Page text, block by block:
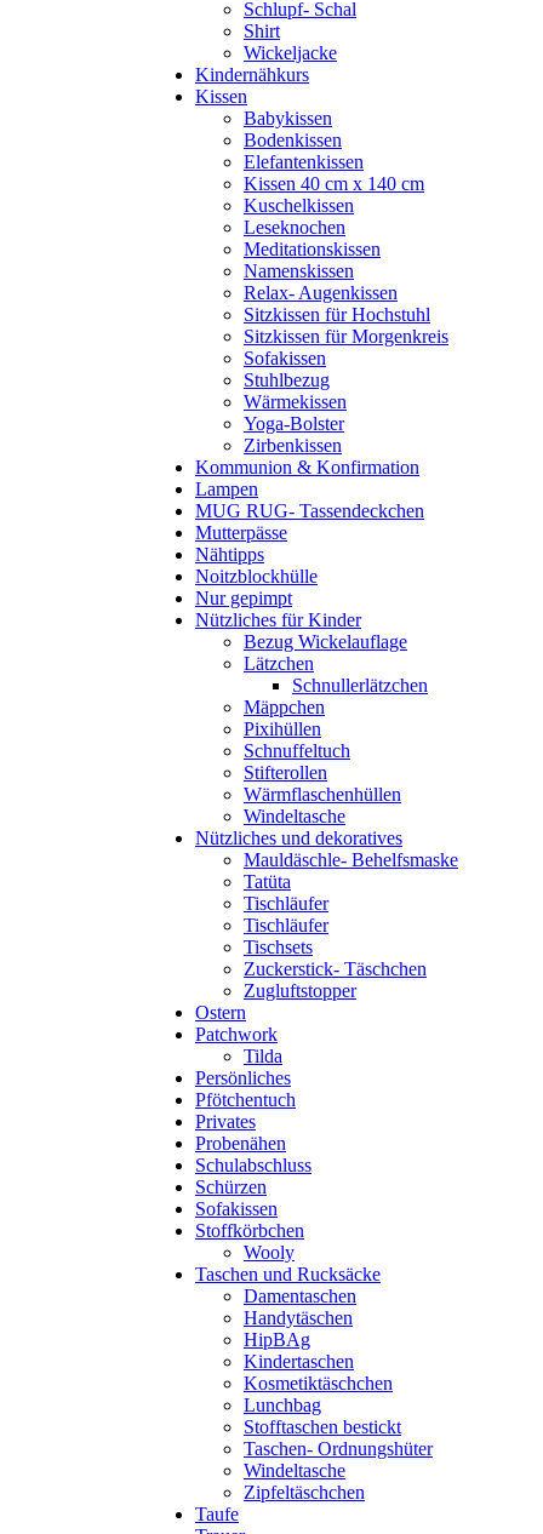
Schlupf- Schal
Shirt
Wickeljacke
Kindernähkurs
Kissen
Babykissen
Bodenkissen
Elefantenkissen
Kissen 40 cm x 140 cm
Kuschelkissen
Leseknochen
Meditationskissen
Namenskissen
Relax- Augenkissen
Sitzkissen für Hochstuhl
Sitzkissen für Morgenkreis
Sofakissen
Stuhlbezug
Wärmekissen
Yoga-Bolster
Zirbenkissen
Kommunion & Konfirmation
Lampen
MUG RUG- Tassendeckchen
Mutterpässe
Nähtipps
Noitzblockhülle
Nur gepimpt
Nützliches für Kinder
Bezug Wickelauflage
Lätzchen
Schnullerlätzchen
Mäppchen
Pixihüllen
Schnuffeltuch
Stifterollen
Wärmflaschenhüllen
Windeltasche
Nützliches und dekoratives
Mauldäschle- Behelfsmaske
Tatüta
Tischläufer
Tischläufer
Tischsets
Zuckerstick- Täschchen
Zugluftstopper
Ostern
Patchwork
Tilda
Persönliches
Pfötchentuch
Privates
Probenähen
Schulabschluss
Schürzen
Sofakissen
Stoffkörbchen
Wooly
Taschen und Rucksäcke
Damentaschen
Handytäschen
HipBAg
Kindertaschen
Kosmetiktäschchen
Lunchbag
Stofftaschen bestickt
Taschen- Ordnungshüter
Windeltasche
Zipfeltäschchen
Taufe